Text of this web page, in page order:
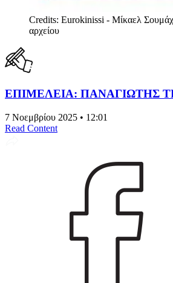
Credits: Eurokinissi - Μίκαελ
αρχείου
ΕΠΙΜΕΛΕΙΑ: ΠΑΝΑΓΙΩΤΗΣ
7 Νοεμβρίου 2025 • 12:01
Read Content